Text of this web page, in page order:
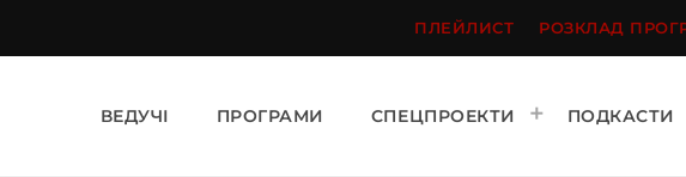
ПЛЕЙЛИСТ РОЗКЛАД
ВЕДУЧІ ПРОГРАМИ СПЕЦПРОЕКТИ ПОДКАСТИ